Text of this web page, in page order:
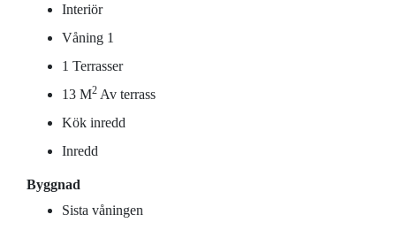
Interiör
Våning 1
1 Terrasser
13 M2 Av terrass
Kök inredd
Inredd
Byggnad
Sista våningen